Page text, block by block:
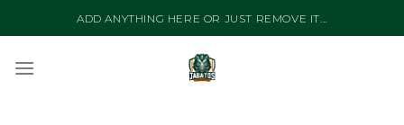
to
ADD ANYTHING HERE OR JUST REMOVE IT...